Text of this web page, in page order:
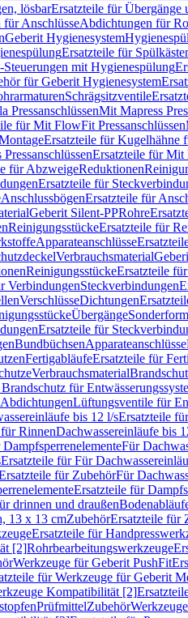
lösbarErsatzteile für Übergänge
AnschlüsseAbdichtungen für
Geberit Hygienesystem
Ersatzteile für
mit Hygienespülung
für Geberit Hygienesystem
Schrägsitzventile
PressanschlüssenMit Mapress
für Mit FlowFit Pressanschlüssen
Ersatzteile für Kugelhähne
Ersatzteile für Mit
für AbzweigeReduktionen
Ersatzteile für
AnschlussbögenErsatzteile für
Geberit Silent-PPRohre
ReinigungsstückeErsatzteile für
Apparateanschlüsse
Verbrauchsmaterial
ReinigungsstückeErsatzteile
VerbindungenSteckverbindungen
VerschlüsseDichtungen
Übergänge
Ersatzteile für
BundbüchsenApparateanschlüsse
FertigabläufeErsatzteile für
Verbrauchsmaterial
für
AbdichtungenLüftungsventile für
bis 12 l/sErsatzteile
RinnenDachwassereinläufe bis
Für
Ersatzteile für Für
für ZubehörFür
Ersatzteile für
drinnen und draußen
13 x 13 cmZubehörErsatzteile für
Ersatzteile für
[2]Rohrbearbeitungswerkzeuge
Werkzeuge für Geberit PushFit
für Werkzeuge für Geberit
Kompatibilität [2]
PrüfmittelZubehör